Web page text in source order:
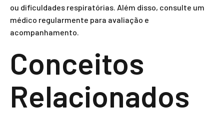
ou dificuldades respiratórias. Além disso, consulte um
médico regularmente para avaliação e
acompanhamento.
Conceitos
Relacionados